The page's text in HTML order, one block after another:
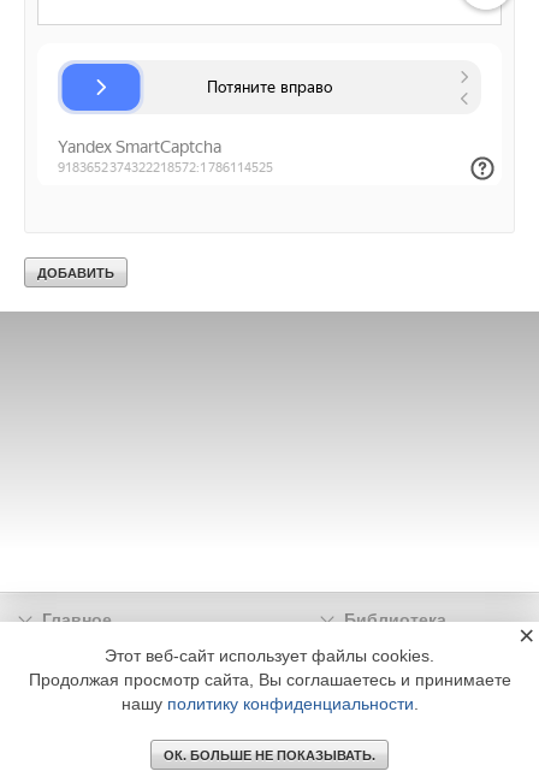
Главное
Библиотека
Подписка
Реклама
Информация
© 2002 - 2026 OOO Издательский дом «МЕДИА ТЕХНОЛОДЖИ» +7 (495) 665-00-
Этот веб-сайт использует файлы cookies.
Продолжая просмотр сайта, Вы соглашаетесь и принимаете
нашу политику конфиденциальности
ОК. БОЛЬШЕ НЕ ПОКАЗЫВАТЬ.
×